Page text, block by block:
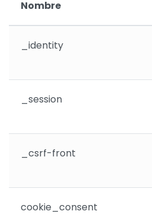
Nombre
_identity
_session
_csrf-front
cookie_consent